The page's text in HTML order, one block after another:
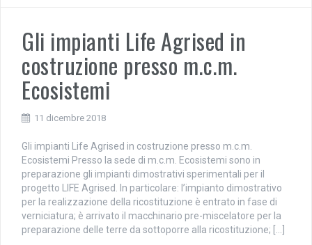
Gli impianti Life Agrised in
costruzione presso m.c.m.
Ecosistemi
11 dicembre 2018
Gli impianti Life Agrised in costruzione presso m.c.m.
Ecosistemi Presso la sede di m.c.m. Ecosistemi sono in
preparazione gli impianti dimostrativi sperimentali per il
progetto LIFE Agrised. In particolare: l’impianto dimostrativo
per la realizzazione della ricostituzione è entrato in fase di
verniciatura; è arrivato il macchinario pre-miscelatore per la
preparazione delle terre da sottoporre alla ricostituzione; […]